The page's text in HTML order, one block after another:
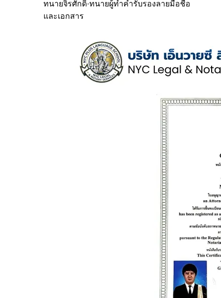
ทนายจิรศักดิ์·ทนายผู้ทำคำรับรองลายมือชื่อ
และเอกสาร